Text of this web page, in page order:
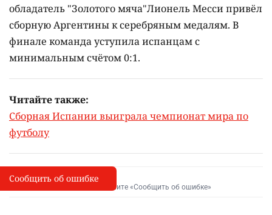
обладатель "Золотого мяча"Лионель Месси привёл
сборную Аргентины к серебряным медалям. В
финале команда уступила испанцам с
минимальным счётом 0:1.
Читайте также:
Сборная Испании выиграла чемпионат мира по
футболу
I
Сообщить об опечатке
Выделите фрагмент и нажмите «Сообщить об ошибке»
Сообщить об ошибке